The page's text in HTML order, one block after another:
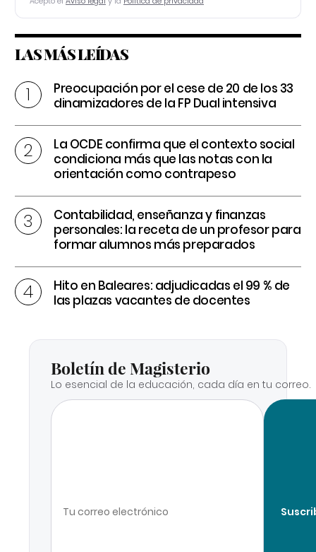
LAS MÁS LEÍDAS
Preocupación por el cese de 20 de los 33
dinamizadores de la FP Dual intensiva
La OCDE confirma que el contexto social
condiciona más que las notas con la
orientación como contrapeso
Contabilidad, enseñanza y finanzas
personales: la receta de un profesor para
formar alumnos más preparados
Hito en Baleares: adjudicadas el 99 % de
las plazas vacantes de docentes
Boletín de Magisterio
Lo esencial de la educación, cada día en tu correo.